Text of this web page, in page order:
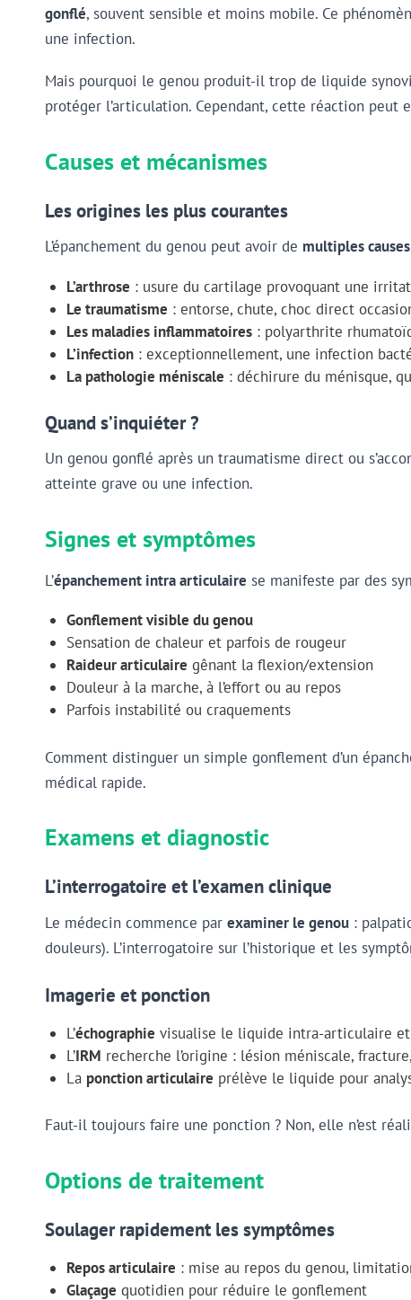
gonflé, souvent sensible et moins mobile. Ce
une infection.
Mais pourquoi le genou produit-il trop de liquide
protéger l’articulation. Cependant, cette réaction
Causes et mécanismes
Les origines les plus courantes
L’épanchement du genou peut avoir de multiples causes
L’arthrose : usure du cartilage provoquant une
Le traumatisme : entorse, chute, choc direct
Les maladies inflammatoires: polyarthrite
L’infection: exceptionnellement, une infection
La pathologie méniscale : déchirure du ménisque,
Quand s’inquiéter ?
Un genou gonflé après un traumatisme direct ou
atteinte grave ou une infection.
Signes et symptômes
L’épanchement intra articulaire se manifeste par des
Gonflement visible du genou
Sensation de chaleur et parfois de rougeur
Raideur articulaire gênant la flexion/extension
Douleur à la marche, à l’effort ou au repos
Parfois instabilité ou craquements
Comment distinguer un simple gonflement d’un
médical rapide.
Examens et diagnostic
L’interrogatoire et l’examen clinique
Le médecin commence par examiner le genou :
douleurs). L’interrogatoire sur l’historique et les
Imagerie et ponction
L’échographie visualise le liquide intra-articulaire
L’IRM recherche l’origine : lésion méniscale,
La ponction articulaire prélève le liquide pour
Faut-il toujours faire une ponction ? Non, elle n’est
Options de traitement
Soulager rapidement les symptômes
Repos articulaire : mise au repos du genou,
Glaçage quotidien pour réduire le gonflement